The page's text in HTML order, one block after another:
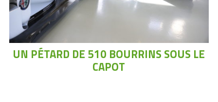
UN PÉTARD DE 510 BOURRINS SOUS LE
CAPOT